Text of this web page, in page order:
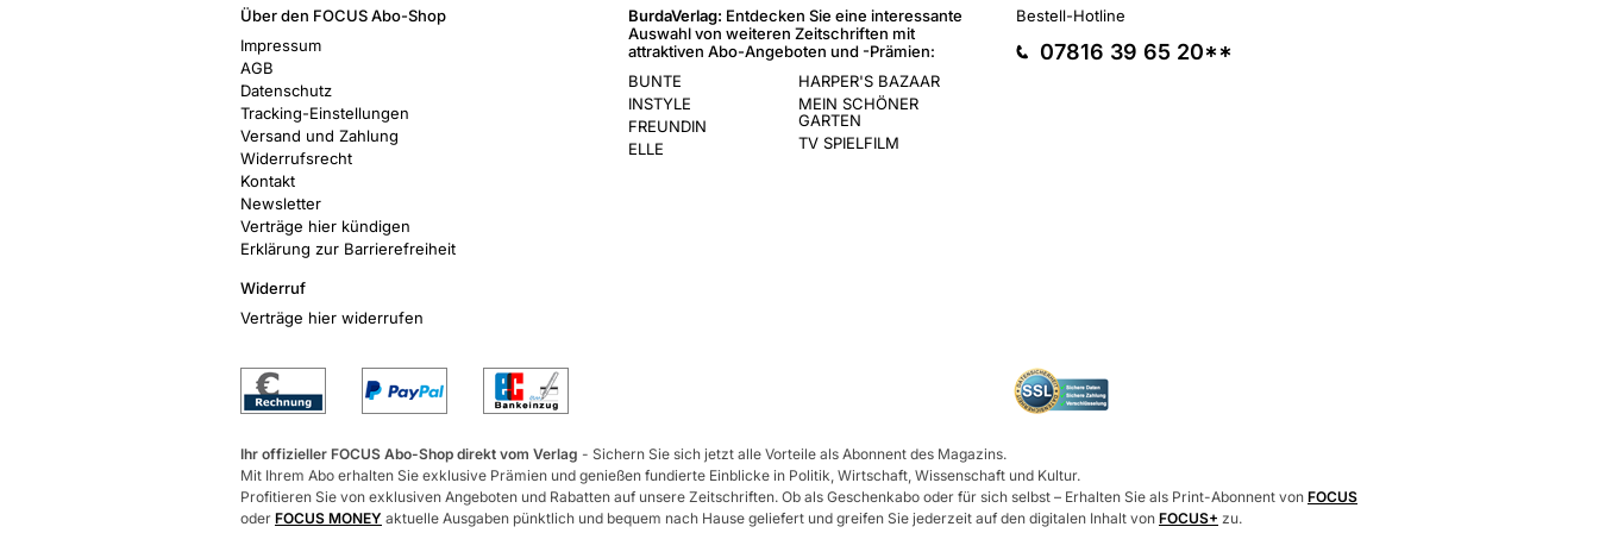
Über den FOCUS Abo-Shop
Impressum
AGB
Datenschutz
Tracking-Einstellungen
Versand und Zahlung
Widerrufsrecht
Kontakt
Newsletter
Verträge hier kündigen
Erklärung zur Barrierefreiheit
Widerruf
Verträge hier widerrufen
BurdaVerlag: Entdecken Sie eine interessante
Auswahl von weiteren Zeitschriften mit
attraktiven Abo-Angeboten und -Prämien:
BUNTE
INSTYLE
FREUNDIN
ELLE
HARPER'S BAZAAR
MEIN SCHÖNER
GARTEN
TV SPIELFILM
Bestell-Hotline
07816 39 65 20**
Ihr offizieller FOCUS Abo-Shop direkt vom Verlag - Sichern Sie sich jetzt alle Vorteile als Abonnent des Magazins.
Mit Ihrem Abo erhalten Sie exklusive Prämien und genießen fundierte Einblicke in Politik, Wirtschaft, Wissenschaft und Kultur.
Profitieren Sie von exklusiven Angeboten und Rabatten auf unsere Zeitschriften. Ob als Geschenkabo oder für sich selbst – Erhalten Sie als Print-Abonnent von FOCUS
oder FOCUS MONEY aktuelle Ausgaben pünktlich und bequem nach Hause geliefert und greifen Sie jederzeit auf den digitalen Inhalt von FOCUS+ zu.